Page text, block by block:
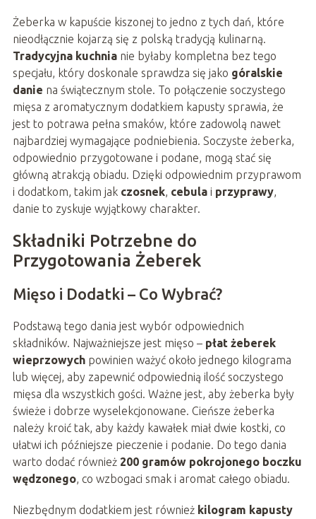
Żeberka w kapuście kiszonej to jedno z tych dań, które
nieodłącznie kojarzą się z polską tradycją kulinarną.
Tradycyjna kuchnianie byłaby kompletna bez tego
specjału, który doskonale sprawdza się jako góralskie
danie na świątecznym stole. To połączenie soczystego
mięsa z aromatycznym dodatkiem kapusty sprawia, że
jest to potrawa pełna smaków, które zadowolą nawet
najbardziej wymagające podniebienia. Soczyste żeberka,
odpowiednio przygotowane i podane, mogą stać się
główną atrakcją obiadu. Dzięki odpowiednim przyprawom
i dodatkom, takim jak czosnek, cebulai przyprawy,
danie to zyskuje wyjątkowy charakter.
Składniki Potrzebne do
Przygotowania Żeberek
Mięso i Dodatki – Co Wybrać?
Podstawą tego dania jest wybór odpowiednich
składników. Najważniejsze jest mięso – płat żeberek
wieprzowychpowinien ważyć około jednego kilograma
lub więcej, aby zapewnić odpowiednią ilość soczystego
mięsa dla wszystkich gości. Ważne jest, aby żeberka były
świeże i dobrze wyselekcjonowane. Cieńsze żeberka
należy kroić tak, aby każdy kawałek miał dwie kostki, co
ułatwi ich późniejsze pieczenie i podanie. Do tego dania
warto dodać również 200 gramów pokrojonego boczku
wędzonego, co wzbogaci smak i aromat całego obiadu.
Niezbędnym dodatkiem jest również kilogram kapusty